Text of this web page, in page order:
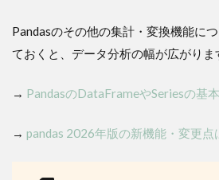
Pandasのその他の集計・変換機能に
ておくと、データ分析の幅が広がりま
→ PandasのDataFrameやSeriesの基
→ pandas 2026年版の新機能・変更点